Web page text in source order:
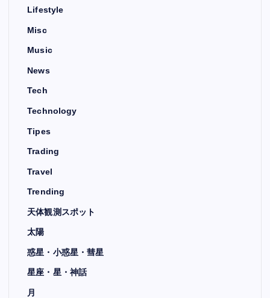
Lifestyle
Misc
Music
News
Tech
Technology
Tipes
Trading
Travel
Trending
天体観測スポット
太陽
惑星・小惑星・彗星
星座・星・神話
月